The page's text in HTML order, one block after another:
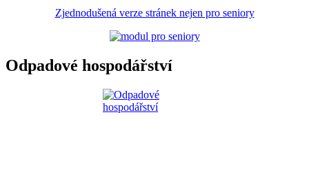
Zjednodušená verze stránek nejen pro seniory
Odpadové hospodářství